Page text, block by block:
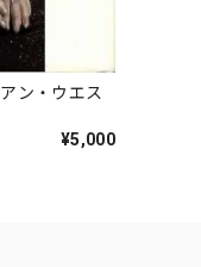
ン・ウエス
¥5,000